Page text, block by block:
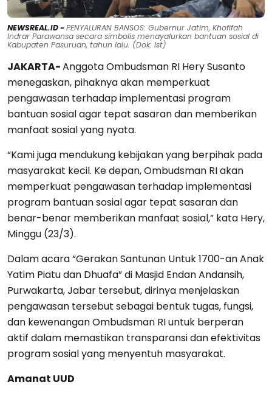
NEWSREAL.ID -PENYALURAN BANSOS: Gubernur Jatim, Khofifah
Indrar Parawansa secara simbolis menayalurkan bantuan sosial di
Kabupaten Pasuruan, tahun lalu. (Dok: Ist)
JAKARTA-Anggota Ombudsman RI Hery Susanto
menegaskan, pihaknya akan memperkuat
pengawasan terhadap implementasi program
bantuan sosial agar tepat sasaran dan memberikan
manfaat sosial yang nyata.
“Kami juga mendukung kebijakan yang berpihak pada
masyarakat kecil. Ke depan, Ombudsman RI akan
memperkuat pengawasan terhadap implementasi
program bantuan sosial agar tepat sasaran dan
benar-benar memberikan manfaat sosial,” kata Hery,
Minggu (23/3).
Dalam acara “Gerakan Santunan Untuk 1700-an Anak
Yatim Piatu dan Dhuafa” di Masjid Endan Andansih,
Purwakarta, Jabar tersebut, dirinya menjelaskan
pengawasan tersebut sebagai bentuk tugas, fungsi,
dan kewenangan Ombudsman RI untuk berperan
aktif dalam memastikan transparansi dan efektivitas
program sosial yang menyentuh masyarakat.
Amanat UUD